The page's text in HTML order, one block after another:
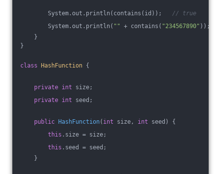
System.out.println(contains(id)); // true
System.out.println( "" + contains( "234567890" ));
}
}
class HashFunction {
private int size;
private int seed;
public HashFunction( int size, int seed)
{
this .size = size;
this .seed = seed;
}